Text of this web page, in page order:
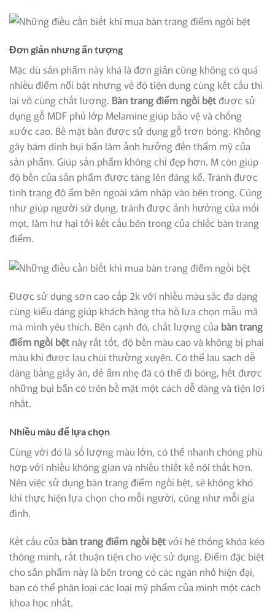
Đơn giản nhưng ấn tượng
Mặc dù sản phẩm này khá là đơn giản cũng không có quá
nhiều điểm nổi bật nhưng về độ tiện dụng cùng kết cấu thì
lại vô cùng chất lượng. Bàn trang điểm ngồi bệtđược sử
dụng gỗ MDF phủ lớp Melamine giúp bảo vệ và chống
xước cao. Bề mặt bàn được sử dụng gỗ trơn bóng. Không
gây bám dính bụi bẩn làm ảnh hưởng đến thẩm mỹ của
sản phẩm. Giúp sản phẩm không chỉ đẹp hơn. M còn giúp
độ bền của sản phẩm được tăng lên đáng kể. Tránh được
tình trạng độ ẩm bên ngoài xâm nhập vào bên trong. Cũng
như giúp người sử dụng, tránh được ảnh hưởng của mối
mọt, làm hư hại tới kết cấu bên trong của chiếc bàn trang
điểm.
Được sử dụng sơn cao cấp 2k với nhiều màu sắc đa dạng
cùng kiểu dáng giúp khách hàng tha hồ lựa chọn mẫu mã
mà mình yêu thích. Bên cạnh đó, chất lượng của bàn trang
điểm ngồi bệt này rất tốt, độ bền màu cao và không bị phai
màu khi được lau chùi thường xuyên. Có thể lau sạch dễ
dàng bằng giấy ăn, dẻ ẩm nhẹ đã có thể đi bóng, hết được
những bụi bẩn có trên bề mặt một cách dễ dàng và tiện lợi
nhất.
Nhiều màu để lựa chọn
Cùng với đó là số lượng màu lớn, có thể nhanh chóng phù
hợp với nhiều không gian và nhiều thiết kế nội thất hơn.
Nên việc sử dụng bàn trang điểm ngồi bệt, sẽ không khó
khi thực hiện lựa chọn cho mỗi người, cũng như mỗi gia
đình.
Kết cấu của bàn trang điểm ngồi bệtvới hệ thống khóa kéo
thông minh, rất thuận tiện cho việc sử dụng. Điểm đặc biệt
cho sản phẩm này là bên trong có các ngăn nhỏ hiện đại,
bạn có thể phân loại các loại mỹ phẩm của mình một cách
khoa học nhất.